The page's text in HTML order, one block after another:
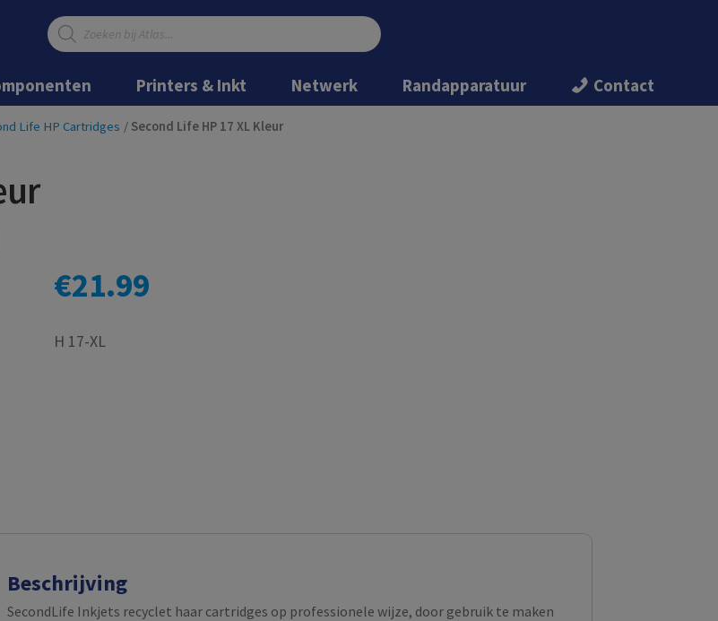
Ga
naar
navigatie
Ga
inhoud
Producten
zoeken
Printers & Inkt Netwerk Randapparatuur Contact
Life HP Cartridges / Second Life HP 17 XL Kleur
€21.99
H 17-XL
Beschrijving
SecondLife Inkjets recyclet haar cartridges op professionele wijze, door gebruik te maken